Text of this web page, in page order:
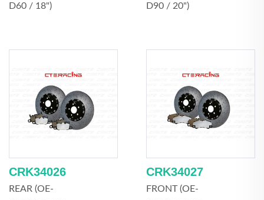
D60 / 18")
D90 / 20")
CRK34026
REAR (OE-
CRK34027
FRONT (OE-